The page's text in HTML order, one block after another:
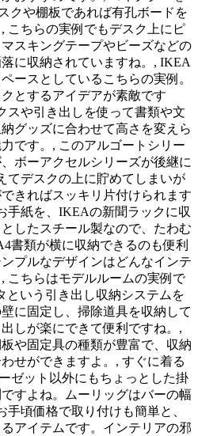
クや棚板であれば有孔ボードを
こちらの実例でもデスク上にピ
スキングテープやビーズなどの
に収納されていますね。, IKEA
ースとしているこちらの実例。
とするアイデアが素敵です
スや引き出しを使って書類や文
グッズに合わせて高さを変えら
です。, このアルゴートシリー
ボーアクセルシリーズが後継に
てデスクの上に貯めてしまいが
きればスッキリ片付けられます
手紙を、IKEAの新聞ラックに収
したスチール製なので、たわむ
書類が横に収納できるのも便利
プルなデザインはどんなインテ
こちらはモデルルームの実例で
いう引き出し収納システムを
に固定し、掃除道具を収納して
しが楽にできて便利ですね。,
や固定具の種類が豊富で、収納
せができますよ。, すぐに着る
ゼット以外にもちょっとした掛
すよね。ムーリッグはバーの幅
手頃価格で取り付けも簡単と、
アイテムです。インテリアの邪